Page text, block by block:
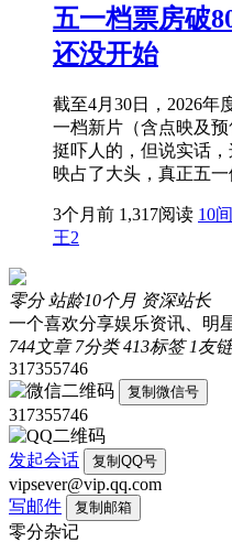
五一档票房破
还没开始
截至4月30日，2026年
一档新片（含点映及
挺吓人的，但说实话
映占了大头，真正五一
3个月前 1,317阅读 10
王2
零分 站龄10个月 资深站长
一个喜欢分享娱乐资讯、明
744文章 7分类 413标签 1友链
317355746
复制微信号
317355746
发起会话 复制QQ号
vipsever@vip.qq.com
写邮件
复制邮箱
零分杂记